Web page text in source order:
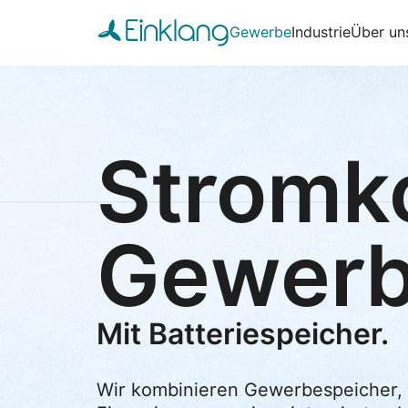
GewerbeIndustrieÜber
Mit Batteriespeicher.
Lastspitzen kappen.
Wir kombinieren